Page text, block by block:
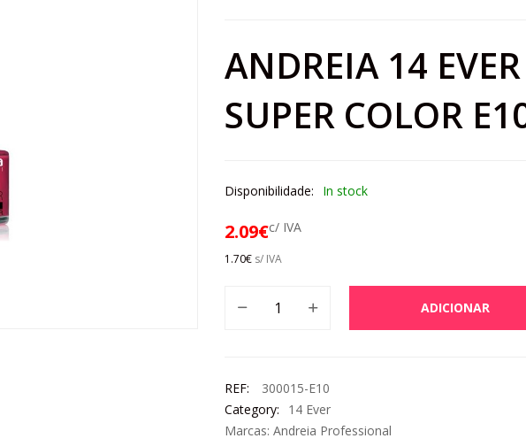
ANDREIA 14
SUPER COLOR
Disponibilidade: In stock
2.09€c/ IVA
1.70€ s/ IVA
ADICIONAR
REF:
300015-E10
Category:
14 Ever
Marcas: Andreia Professional